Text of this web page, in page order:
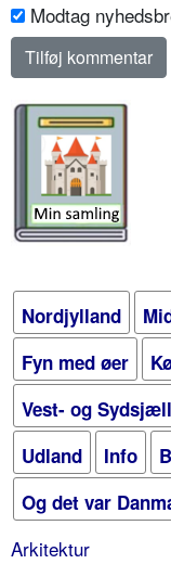
Modtag
Nordjylland
Fyn med øer
Vest- og
Udland
Info
Og det var
Arkitektur